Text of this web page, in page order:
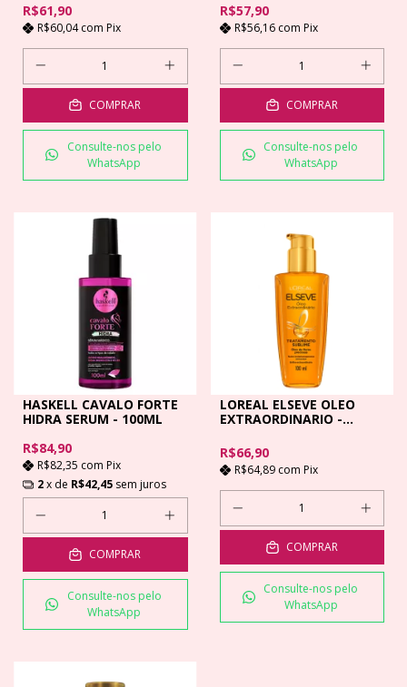
R$61,90
R$60,04com Pix
COMPRAR
Consulte-nos pelo
WhatsApp
R$57,90
R$56,16 com Pix
COMPRAR
Consulte-nos pelo
WhatsApp
HASKELL CAVALO FORTE
HIDRA SERUM - 100ML
R$84,90
R$82,35 com Pix
2x de R$42,45 sem juros
COMPRAR
Consulte-nos pelo
WhatsApp
LOREAL ELSEVE OLEO
EXTRAORDINARIO -
R$66,90
R$64,89 com Pix
COMPRAR
Consulte-nos pelo
WhatsApp